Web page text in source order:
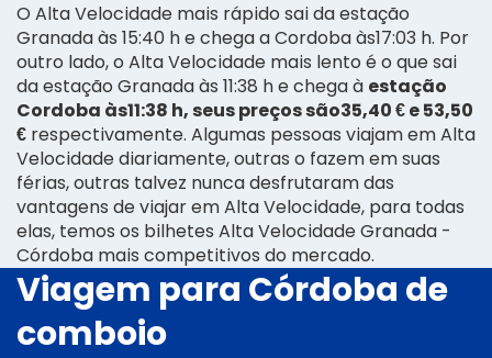
O Alta Velocidade mais rápido sai da estação
Granada às 15:40 h e chega a Cordoba às17:03 h. Por
outro lado, o Alta Velocidade mais lento é o que sai
da estação Granada às 11:38 h e chega à estação
Cordoba às11:38 h, seus preços são35,40 € e 53,50
€ respectivamente. Algumas pessoas viajam em Alta
Velocidade diariamente, outras o fazem em suas
férias, outras talvez nunca desfrutaram das
vantagens de viajar em Alta Velocidade, para todas
elas, temos os bilhetes Alta Velocidade Granada -
Córdoba mais competitivos do mercado.
Viagem para Córdoba de
comboio